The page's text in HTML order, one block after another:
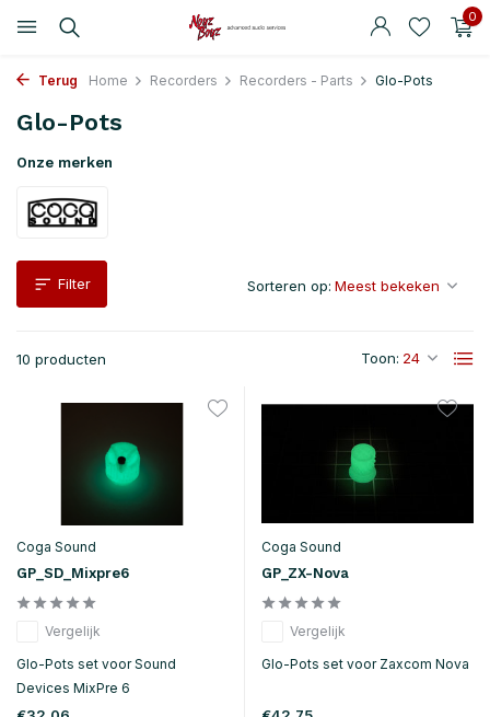
0
Terug Home Recorders Recorders - Parts Glo-Pots
Glo-Pots
Onze merken
Filter
10 producten Toon:
Sorteren op:
Coga Sound
GP_SD_Mixpre6
Vergelijk
Glo-Pots set voor Sound
Devices MixPre 6
Coga Sound
GP_ZX-Nova
Vergelijk
Glo-Pots set voor Zaxcom Nova